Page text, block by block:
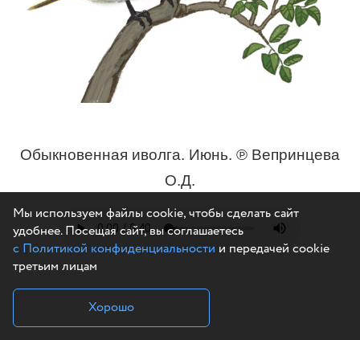
Обыкновенная иволга. Июнь. ℗ Вепринцева
О.Д.
Мы используем файлы cookie, чтобы сделать сайт
удобнее. Посещая сайт, вы соглашаетесь
с Политикой конфиденциальности и передачей cookie
третьим лицам
Хорошо